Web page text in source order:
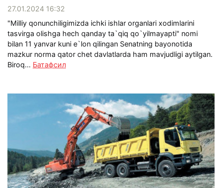
27.01.2024 16:32
"Milliy qonunchiligimizda ichki ishlar organlari xodimlarini
tasvirga olishga hech qanday ta`qiq qo`yilmayapti" nomi
bilan 11 yanvar kuni e`lon qilingan Senatning bayonotida
mazkur norma qator chet davlatlarda ham mavjudligi aytilgan.
Biroq... Батафсил